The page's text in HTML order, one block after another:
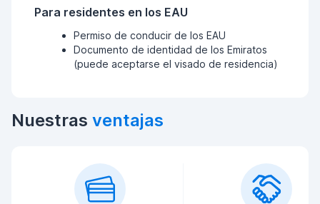
Para residentes en los EAU
Permiso de conducir de los EAU
Documento de identidad de los Emiratos
(puede aceptarse el visado de residencia)
Nuestras ventajas